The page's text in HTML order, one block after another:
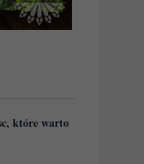
które warto